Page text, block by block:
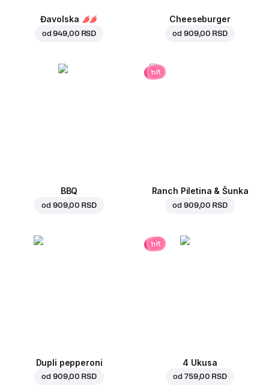
Đavolska
od949,00 RSD
Cheeseburger
od 909,00 RSD
BBQ
od 909,00 RSD
hit
Ranch Piletina & Šunka
od 909,00 RSD
Dupli pepperoni
od 909,00 RSD
hit
4 Ukusa
od 759,00 RSD